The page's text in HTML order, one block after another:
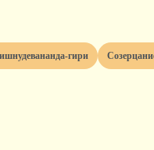
гири